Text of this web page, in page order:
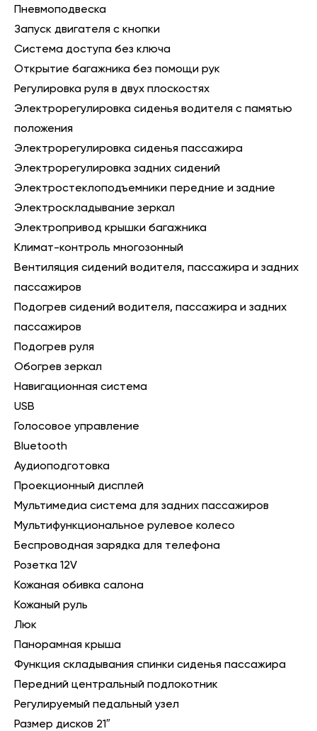
Пневмоподвеска
Запуск двигателя с кнопки
Система доступа без ключа
Открытие багажника без помощи рук
Регулировка руля в двух плоскостях
Электрорегулировка сиденья водителя с памятью
положения
Электрорегулировка сиденья пассажира
Электрорегулировка задних сидений
Электростеклоподъемники передние и задние
Электроскладывание зеркал
Электропривод крышки багажника
Климат-контроль многозонный
Вентиляция сидений водителя, пассажира и задних
пассажиров
Подогрев сидений водителя, пассажира и задних
пассажиров
Подогрев руля
Обогрев зеркал
Навигационная система
USB
Голосовое управление
Bluetooth
Аудиоподготовка
Проекционный дисплей
Мультимедиа система для задних пассажиров
Мультифункциональное рулевое колесо
Беспроводная зарядка для телефона
Розетка 12V
Кожаная обивка салона
Кожаный руль
Люк
Панорамная крыша
Функция складывания спинки сиденья пассажира
Передний центральный подлокотник
Регулируемый педальный узел
Размер дисков 21″